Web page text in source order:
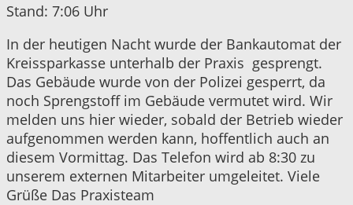
Stand: 7:06 Uhr
In der heutigen Nacht wurde der Bankautomat der
Kreissparkasse unterhalb der Praxis gesprengt.
Das Gebäude wurde von der Polizei gesperrt, da
noch Sprengstoff im Gebäude vermutet wird. Wir
melden uns hier wieder, sobald der Betrieb wieder
aufgenommen werden kann, hoffentlich auch an
diesem Vormittag. Das Telefon wird ab 8:30 zu
unserem externen Mitarbeiter umgeleitet. Viele
Grüße Das Praxisteam